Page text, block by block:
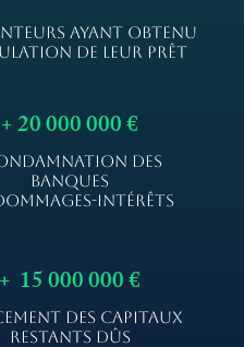
AYANT OBTENU
DE LEUR PRÊT
+20 000 000€
DES
BANQUES
INTÉRÊTS
+ 15 000 000€
DES CAPITAUX
RESTANTS DÛS